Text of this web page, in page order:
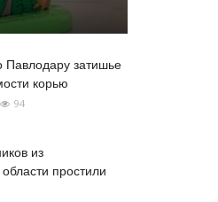
Павлодару затишье
корью
94
из
простили